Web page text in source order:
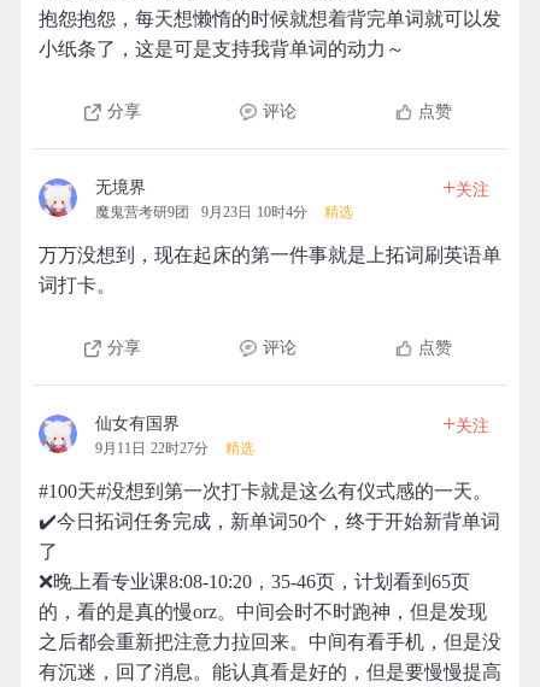
抱怨抱怨，每天想懒惰的时候就想着背完单词就可以发
小纸条了，这是可是支持我背单词的动力～
分享 评论 点赞
无境界
魔鬼营考研9团 9月23日 10时4分 精选
+关注
万万没想到，现在起床的第一件事就是上拓词刷英语单
词打卡。
分享 评论 点赞
仙女有国界
9月11日 22时27分 精选
+关注
#100天#没想到第一次打卡就是这么有仪式感的一天。
✔️今日拓词任务完成，新单词50个，终于开始新背单词
了
❌晚上看专业课8:08-10:20，35-46页，计划看到65页
的，看的是真的慢orz。中间会时不时跑神，但是发现
之后都会重新把注意力拉回来。中间有看手机，但是没
有沉迷，回了消息。能认真看是好的，但是要慢慢提高